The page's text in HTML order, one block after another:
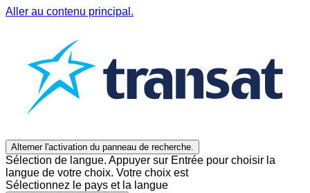
Aller au contenu principal.
Alterner l'activation du panneau de recherche.
Sélection de langue. Appuyer sur Entrée pour choisir la
langue de votre choix. Votre choix est
Sélectionnez le pays et la langue